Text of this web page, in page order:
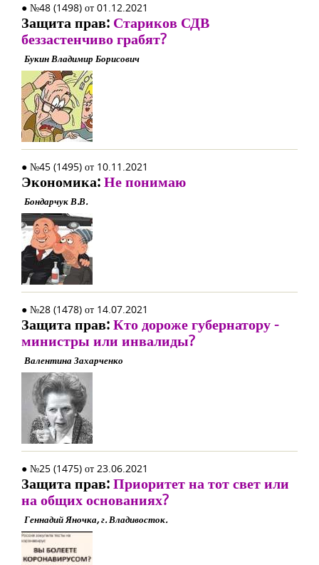
● №48 (1498) от 01.12.2021
Защита прав: Стариков СДВ
беззастенчиво грабят?
Букин Владимир Борисович
● №45 (1495) от 10.11.2021
Экономика:Не понимаю
Бондарчук В.В.
● №28 (1478) от 14.07.2021
Защита прав:Кто дороже губернатору -
министры или инвалиды?
Валентина Захарченко
● №25 (1475) от 23.06.2021
Защита прав:Приоритет на тот свет или
на общих основаниях?
Геннадий Яночка, г. Владивосток.